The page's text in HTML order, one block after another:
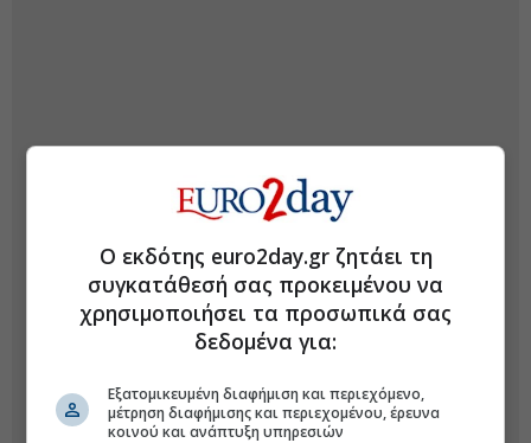
Ο εκδότης euro2day.gr ζητάει τη
συγκατάθεσή σας προκειμένου να
χρησιμοποιήσει τα προσωπικά σας
δεδομένα για:
Εξατομικευμένη διαφήμιση και περιεχόμενο,
μέτρηση διαφήμισης και περιεχομένου, έρευνα
κοινού και ανάπτυξη υπηρεσιών